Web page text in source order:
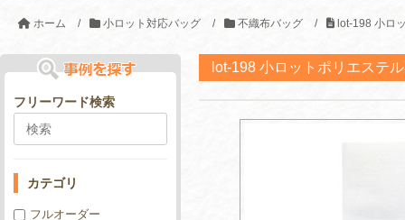
ホーム / 小ロット対応バッグ / 不織布バッグ / lot-198 小ロ
lot-198 小ロットポリエステ
フリーワード検索
カテゴリ
フルオーダー